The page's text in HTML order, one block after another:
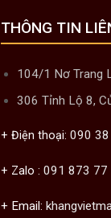
THÔNG TIN
104/1 Nơ Trang
306 Tỉnh Lộ 8,
+ Điện thoại: 090
+ Zalo : 091 873 77
+ Email: